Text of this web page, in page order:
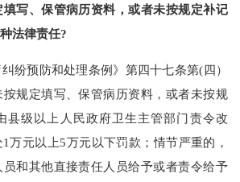
填写、保管病历资料，或者未按规定补记
法律责任?
预防和处理条例》第四十七条第(四）
规定填写、保管病历资料，或者未按规
县级以上人民政府卫生主管部门责令改
万元以上5万元以下罚款；情节严重的，
和其他直接责任人员给予或者责令给予